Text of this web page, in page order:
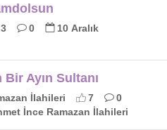
3 0
10 Aralık
Ayın Sultanı
İlahileri 7
0
İnce Ramazan İlahileri